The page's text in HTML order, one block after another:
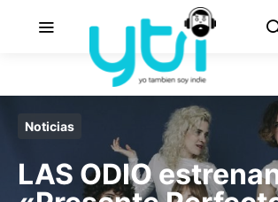
Noticias
LAS ODIO